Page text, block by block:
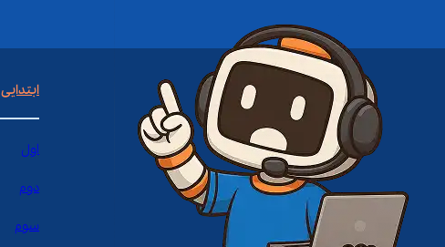
ابتدایی
اول
دوم
سوم